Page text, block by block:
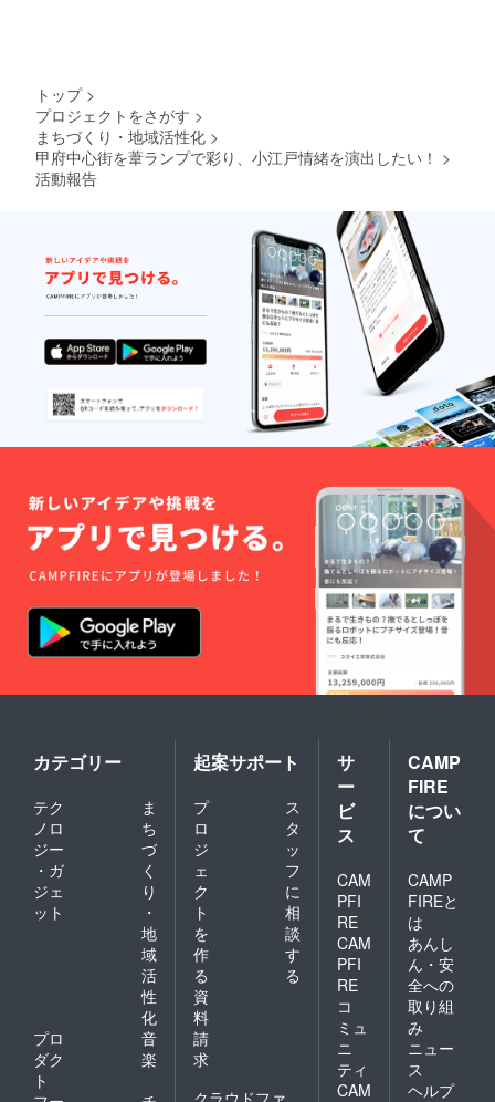
トップ >
プロジェクトをさがす >
まちづくり・地域活性化 >
甲府中心街を葦ランプで彩り、小江戸情緒を演出したい！ >
活動報告
カテゴリー
テク
ノロ
ジー
・ガ
ジェ
ット
ま
ち
づ
く
り
・
地
域
活
性
化
プロ
ダク
ト
音
楽
起案サポート
プ
ロ
ジ
ェ
ク
ト
を
作
る
ス
タ
ッ
フ
に
相
談
す
る
資
料
請
求
サ
ー
ビ
ス
CAM
PFI
RE
CAM
PFI
RE
コ
ミュ
ニ
ティ
CAM
CAMP
FIRE
につい
て
CAMP
FIREと
は
あんし
ん・安
全への
取り組
み
ニュー
ス
ヘルプ